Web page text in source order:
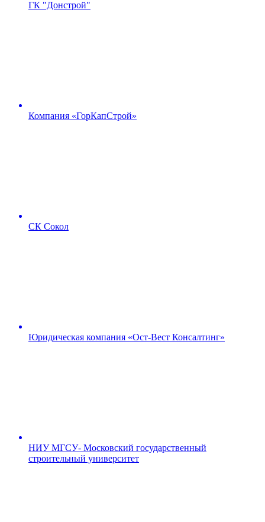
ГК "Донстрой"
Компания «ГорКапСтрой»
СК Сокол
Юридическая компания «Ост-Вест Консалтинг»
НИУ МГСУ- Московский государственный
строительный университет